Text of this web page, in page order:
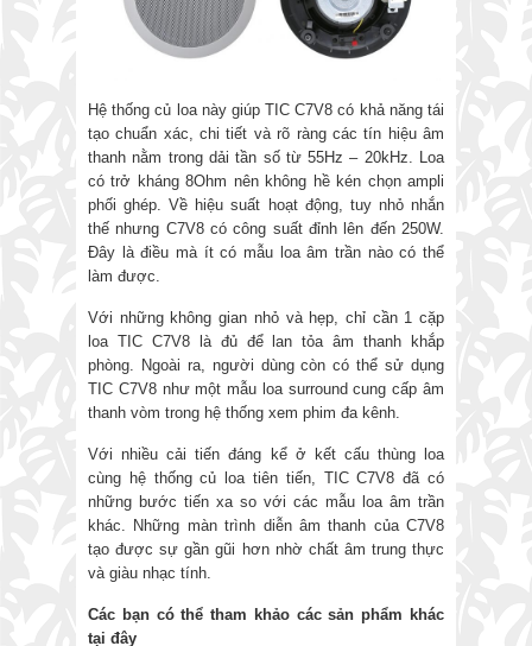
Hệ thống củ loa này giúp TIC C7V8 có khả năng tái
tạo chuẩn xác, chi tiết và rõ ràng các tín hiệu âm
thanh nằm trong dải tần số từ 55Hz – 20kHz. Loa
có trở kháng 8Ohm nên không hề kén chọn ampli
phối ghép. Về hiệu suất hoạt động, tuy nhỏ nhắn
thế nhưng C7V8 có công suất đỉnh lên đến 250W.
Đây là điều mà ít có mẫu loa âm trần nào có thể
làm được.
Với những không gian nhỏ và hẹp, chỉ cần 1 cặp
loa TIC C7V8 là đủ để lan tỏa âm thanh khắp
phòng. Ngoài ra, người dùng còn có thể sử dụng
TIC C7V8 như một mẫu loa surround cung cấp âm
thanh vòm trong hệ thống xem phim đa kênh.
Với nhiều cải tiến đáng kể ở kết cấu thùng loa
cùng hệ thống củ loa tiên tiến, TIC C7V8 đã có
những bước tiến xa so với các mẫu loa âm trần
khác. Những màn trình diễn âm thanh của C7V8
tạo được sự gần gũi hơn nhờ chất âm trung thực
và giàu nhạc tính.
Các bạn có thể tham khảo các sản phẩm khác
tại đây